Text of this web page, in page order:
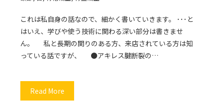
これは私自身の話なので、細かく書いていきます。 ･･･と
はいえ、学びや使う技術に関わる深い部分は書きませ
ん。 私と長期の関りのある方、来店されている方は知
っている話ですが、 ●アキレス腱断裂の…
Read More